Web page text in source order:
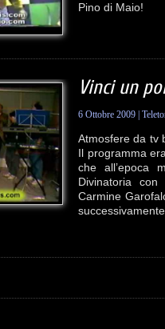
Pino di Maio!
Vinci un
6 Ottobre 2009
Atmosfere da tv
Il programma
che all’epoca
Divinatoria con
Carmine